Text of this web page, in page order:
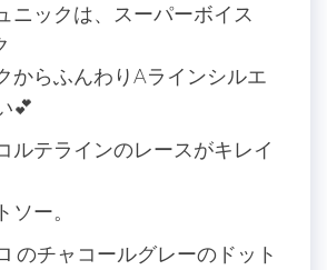
ニックは、スーパーボイス
からふんわりAラインシルエ
💕
ルテラインのレースがキレイ
ソー。
のチャコールグレーのドット